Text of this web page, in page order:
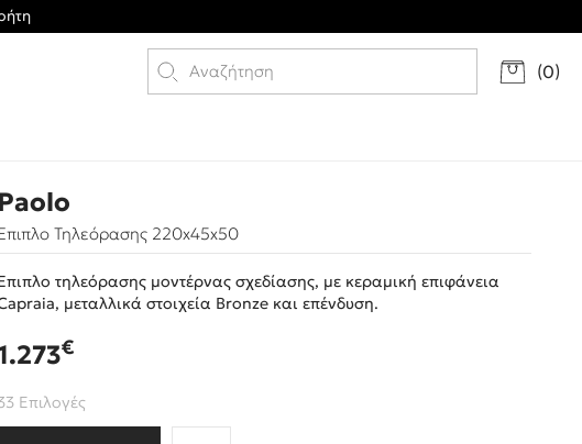
(0)
Paolo
Τηλεόρασης 220x45x50
τηλεόρασης μοντέρνας σχεδίασης, με κεραμική επιφάνεια
μεταλλικά στοιχεία Bronze και επένδυση.
€
Επιλογές